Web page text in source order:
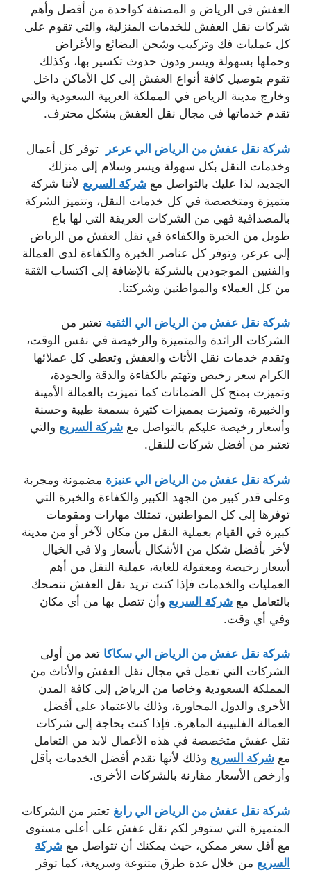
العفش فى الرياض و المصنفة كواحدة من أفضل وأهم
شركات نقل العفش للخدمات المنزلية، والتي تقوم على
كل عمليات فك وتركيب وشحن البضائع والأغراض
وحملها بسهولة ويسر ودون حدوث تكسير بها، وكذلك
تقوم بتوصيل كافة أنواع العفش إلى كل الأماكن داخل
وخارج مدينة الرياض في المملكة العربية السعودية والتي
تقدم خدماتها في مجال نقل العفش بشكل محترف.
شركة نقل عفش من الرياض الي عرعر
توفر كل أعمال
وخدمات النقل بكل سهولة ويسر وسلام إلى منزلك
الجديد، لذا عليك بالتواصل مع شركة السريع لأننا شركة
متميزة ومتخصصة في كل خدمات النقل، وتتميز الشركة
بالمصداقية فهي من الشركات العريقة التي لها باع
طويل من الخبرة والكفاءة في نقل العفش من الرياض
إلى عرعر، وتوفر كل عناصر الخبرة والكفاءة لدى العمالة
والفنيين الموجودين بالشركة بالإضافة إلى اكتساب الثقة
من كل العملاء والمواطنين وشركتنا.
شركة نقل عفش من الرياض الي الثقبة تعتبر من
الشركات الرائدة والمتميزة والرخيصة في نفس الوقت،
وتقدم خدمات نقل الأثاث والعفش وتعطي كل عملائها
الكرام سعر رخيص وتهتم بالكفاءة والدقة والجودة،
وتميزت بمنح كل الضمانات كما تميزت بالعمالة الأمينة
والخبيرة، وتميزت بمميزات كثيرة بسمعة طيبة وحسنة
وأسعار رخيصة عليكم بالتواصل مع شركة السريع والتي
تعتبر من أفضل شركات للنقل.
شركة نقل عفش من الرياض الي عنيزة مضمونة ومجربة
وعلى قدر كبير من الجهد الكبير والكفاءة والخبرة التي
توفرها إلى كل المواطنين، تمتلك مهارات ومقومات
كبيرة في القيام بعملية النقل من مكان لآخر أو من مدينة
لأخر بأفضل شكل من الأشكال بأسعار ولا في الخيال
أسعار رخيصة ومعقولة للغاية، عملية النقل من أهم
العمليات والخدمات فإذا كنت تريد نقل العفش ننصحك
بالتعامل مع شركة السريع وأن تتصل بها من أي مكان
وفي أي وقت.
شركة نقل عفش من الرياض الي سكاكا تعد من أولى
الشركات التي تعمل في مجال نقل العفش والأثاث من
المملكة السعودية وخاصا من الرياض إلى كافة المدن
الأخرى والدول المجاورة، وذلك بالاعتماد على أفضل
العمالة الفلبينية الماهرة. فإذا كنت بحاجة إلى شركات
نقل عفش متخصصة في هذه الأعمال لابد من التعامل
مع شركة السريع وذلك لأنها تقدم أفضل الخدمات بأقل
وأرخص الأسعار مقارنة بالشركات الأخرى.
شركة نقل عفش من الرياض الي رابغ تعتبر من الشركات
المتميزة التي ستوفر لكم نقل عفش على أعلى مستوى
مع أقل سعر ممكن، حيث يمكنك أن تتواصل مع شركة
السريع من خلال عدة طرق متنوعة وسريعة، كما توفر